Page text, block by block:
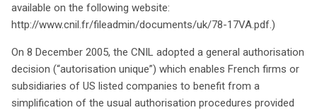
available on the following website:
http://www.cnil.fr/fileadmin/documents/uk/78-17VA.pdf.)
On 8 December 2005, the CNIL adopted a general authorisation
decision (“autorisation unique”) which enables French firms or
subsidiaries of US listed companies to benefit from a
simplification of the usual authorisation procedures provided